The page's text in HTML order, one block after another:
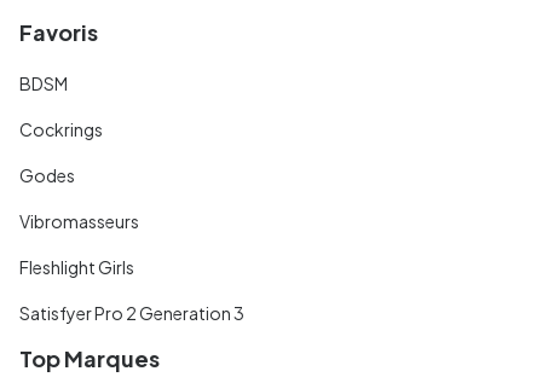
Favoris
BDSM
Cockrings
Godes
Vibromasseurs
Fleshlight Girls
Satisfyer Pro 2 Generation 3
Top Marques